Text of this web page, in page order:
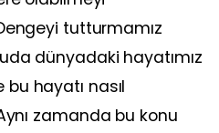
tutturmamız
dünyadaki hayatımız
hayatı nasıl
zamanda bu konu